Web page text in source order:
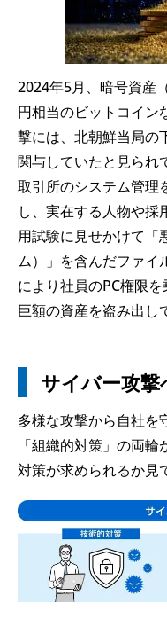
2024年5月、暗号資産
円相当のビットコイン
撃には、北朝鮮当局の
関与していたと見られ
取引所のシステム管理
し、実在する人物や採
用試験に見せかけて「
ム）」を含んだファイ
により社員のPC権限
巨額の資産を盗み出し
サイバー攻撃
多様な攻撃から自社を
「組織的対策」の両
対策が求められるか見